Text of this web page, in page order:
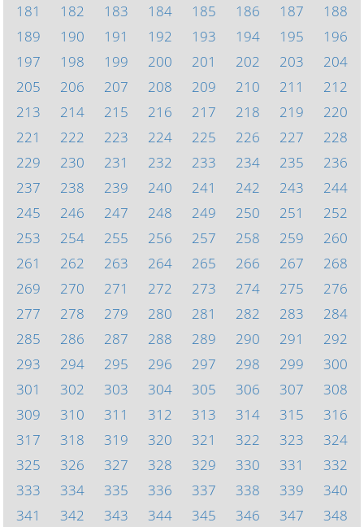
181
182 183 184 185 186 187
188
189
190 191 192 193 194 195
196
197
198 199 200 201 202 203
204
205
206 207 208 209 210 211
212
213
214 215 216 217 218 219
220
221
222 223 224 225 226 227
228
229
230 231 232 233 234 235
236
237
238 239 240 241 242 243
244
245
246 247 248 249 250 251
252
253
254 255 256 257 258 259
260
261
262 263 264 265 266 267
268
269
270 271 272 273 274 275
276
277
278 279 280 281 282 283
284
285
286 287 288 289 290 291
292
293
294 295 296 297 298 299
300
301
302 303 304 305 306 307
308
309
310 311 312 313 314 315
316
317
318 319 320 321 322 323
324
325
326 327 328 329 330 331
332
333
334 335 336 337 338 339
340
341
342 343 344 345 346 347 348